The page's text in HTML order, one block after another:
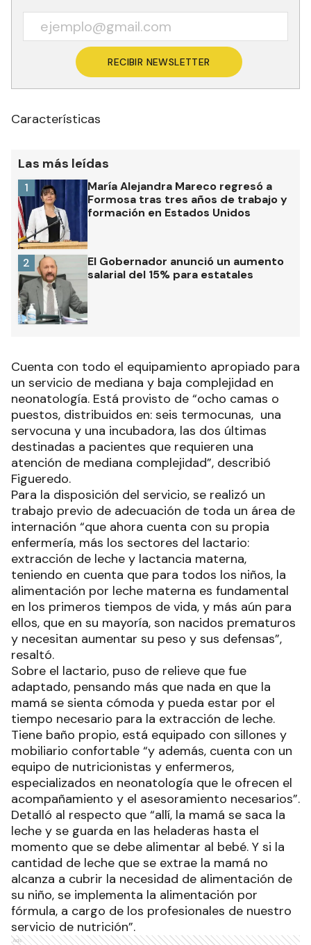
RECIBIR NEWSLETTER
Características
Las más leídas
María Alejandra Mareco regresó a
Formosa tras tres años de trabajo y
formación en Estados Unidos
1
El Gobernador anunció un aumento
salarial del 15% para estatales
2
Cuenta con todo el equipamiento apropiado para
un servicio de mediana y baja complejidad en
neonatología. Está provisto de “ocho camas o
puestos, distribuidos en: seis termocunas, una
servocuna y una incubadora, las dos últimas
destinadas a pacientes que requieren una
atención de mediana complejidad”, describió
Figueredo.
Para la disposición del servicio, se realizó un
trabajo previo de adecuación de toda un área de
internación “que ahora cuenta con su propia
enfermería, más los sectores del lactario:
extracción de leche y lactancia materna,
teniendo en cuenta que para todos los niños, la
alimentación por leche materna es fundamental
en los primeros tiempos de vida, y más aún para
ellos, que en su mayoría, son nacidos prematuros
y necesitan aumentar su peso y sus defensas”,
resaltó.
Sobre el lactario, puso de relieve que fue
adaptado, pensando más que nada en que la
mamá se sienta cómoda y pueda estar por el
tiempo necesario para la extracción de leche.
Tiene baño propio, está equipado con sillones y
mobiliario confortable “y además, cuenta con un
equipo de nutricionistas y enfermeros,
especializados en neonatología que le ofrecen el
acompañamiento y el asesoramiento necesarios”.
Detalló al respecto que “allí, la mamá se saca la
leche y se guarda en las heladeras hasta el
momento que se debe alimentar al bebé. Y si la
cantidad de leche que se extrae la mamá no
alcanza a cubrir la necesidad de alimentación de
su niño, se implementa la alimentación por
fórmula, a cargo de los profesionales de nuestro
servicio de nutrición”.
Ads